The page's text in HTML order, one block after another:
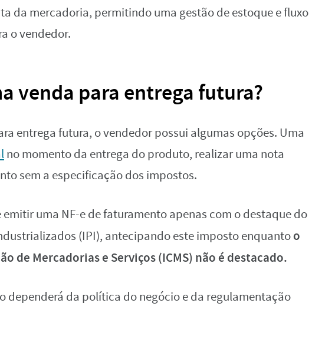
da mercadoria, permitindo uma gestão de estoque e fluxo
o vendedor.
venda para entrega futura?
entrega futura, o vendedor possui algumas opções. Uma
no momento da entrega do produto, realizar uma nota
sem a especificação dos impostos.
uma NF-e de faturamento apenas com o destaque do
(IPI), antecipando este imposto enquantoo
de Mercadorias e Serviços (ICMS) não é destacado.
dependerá da política do negócio e da regulamentação